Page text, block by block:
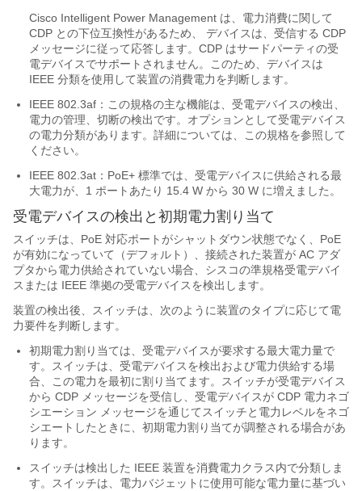
Cisco Intelligent Power Management は、電力消費に関して
CDP との下位互換性があるため、 デバイスは、受信する CDP
メッセージに従って応答します。CDP はサードパーティの受
電デバイスでサポートされません。このため、デバイスは
IEEE 分類を使用して装置の消費電力を判断します。
IEEE 802.3af：この規格の主な機能は、受電デバイスの検出、
電力の管理、切断の検出です。オプションとして受電デバイス
の電力分類があります。詳細については、この規格を参照して
ください。
IEEE 802.3at：PoE+ 標準では、受電デバイスに供給される最
大電力が、1 ポートあたり 15.4 W から 30 W に増えました。
受電デバイスの検出と初期電力割り当て
スイッチは、PoE 対応ポートがシャットダウン状態でなく、PoE
が有効になっていて（デフォルト）、接続された装置が AC アダ
プタから電力供給されていない場合、シスコの準規格受電デバイ
スまたは IEEE 準拠の受電デバイスを検出します。
装置の検出後、スイッチは、次のように装置のタイプに応じて電
力要件を判断します。
初期電力割り当ては、受電デバイスが要求する最大電力量で
す。スイッチは、受電デバイスを検出および電力供給する場
合、この電力を最初に割り当てます。スイッチが受電デバイス
から CDP メッセージを受信し、受電デバイスが CDP 電力ネゴ
シエーション メッセージを通じてスイッチと電力レベルをネゴ
シエートしたときに、初期電力割り当てが調整される場合があ
ります。
スイッチは検出した IEEE 装置を消費電力クラス内で分類しま
す。スイッチは、電力バジェットに使用可能な電力量に基づい